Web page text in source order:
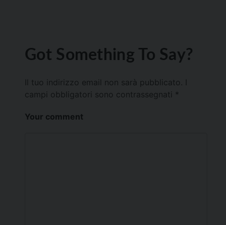
Got Something To Say?
Il tuo indirizzo email non sarà pubblicato.
campi obbligatori sono contrassegnati *
Your comment